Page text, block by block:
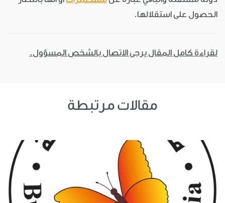
الحصول على استقلالها.
لقراءة كامل المقال يرجى الاتصال بالشخص المسؤول.
مقالات مرتبطة